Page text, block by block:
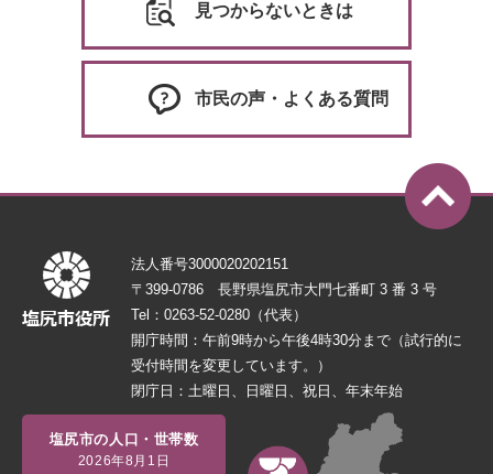
見つからないときは
市民の声・よくある質問
法人番号3000020202151
〒399-0786 長野県塩尻市大門七番町 3 番 3 号
Tel：0263-52-0280（代表）
開庁時間：午前9時から午後4時30分まで（試行的に
受付時間を変更しています。）
閉庁日：土曜日、日曜日、祝日、年末年始
塩尻市の人口・世帯数
2026年8月1日